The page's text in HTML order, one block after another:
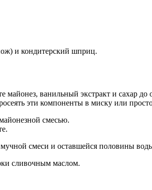
и кондитерский шприц.
майонез, ванильный экстракт и сахар до
эти компоненты в миску или
смесью.
смеси и оставшейся половины
сливочным маслом.